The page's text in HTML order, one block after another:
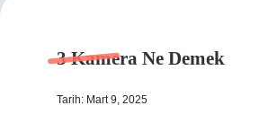
3 Kamera Ne Demek
Tarih: Mart 9, 2025